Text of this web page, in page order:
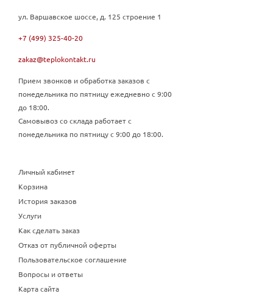
ул. Варшавское шоссе, д. 125 строение 1
+7 (499) 325-40-20
zakaz@teplokontakt.ru
Прием звонков и обработка заказов с
понедельника по пятницу ежедневно с 9:00
до 18:00.
Самовывоз со склада работает с
понедельника по пятницу с 9:00 до 18:00.
Личный кабинет
Корзина
История заказов
Услуги
Как сделать заказ
Отказ от публичной оферты
Пользовательское соглашение
Вопросы и ответы
Карта сайта